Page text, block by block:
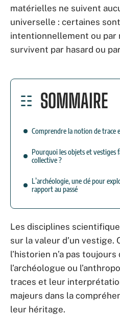
matérielles ne suivent
universelle : certaines
intentionnellement ou par
survivent par hasard ou
SOMMAIRE
Comprendre la notion de trace
Pourquoi les objets et
collective ?
L’archéologie, une clé pour
rapport au passé
Les disciplines
sur la valeur d’un vestige.
l’historien n’a pas
l’archéologue ou
traces et leur
majeurs dans la
leur héritage.